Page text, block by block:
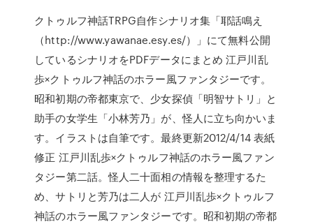
クトゥルフ神話TRPG自作シナリオ集「耶話鳴え
（http://www.yawanae.esy.es/）」にて無料公開
しているシナリオをPDFデータにまとめ 江戸川乱
歩×クトゥルフ神話のホラー風ファンタジーです。
昭和初期の帝都東京で、少女探偵「明智サトリ」と
助手の女学生「小林芳乃」が、怪人に立ち向かいま
す。イラストは自筆です。最終更新2012/4/14 表紙
修正 江戸川乱歩×クトゥルフ神話のホラー風ファン
タジー第二話。怪人二十面相の情報を整理するた
め、サトリと芳乃は二人が 江戸川乱歩×クトゥルフ
神話のホラー風ファンタジーです。昭和初期の帝都